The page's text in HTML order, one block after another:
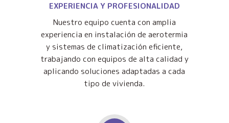
EXPERIENCIA Y PROFESIONALIDAD
Nuestro equipo cuenta con amplia
experiencia en instalación de aerotermia
y sistemas de climatización eficiente,
trabajando con equipos de alta calidad y
aplicando soluciones adaptadas a cada
tipo de vivienda.